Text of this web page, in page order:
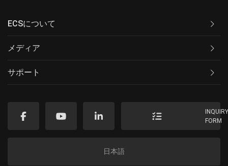
ECSについて
メディア
サポート
FORM
日本語